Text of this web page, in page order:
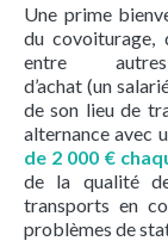
Une prime
du covoiturage,
entre
d’achat (un
de son lieu de
alternance avec
de 2 000 €
de la qualité
transports en
problèmes de